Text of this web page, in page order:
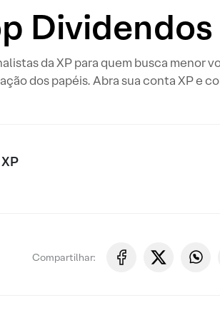
da XP para quem busca
dos papéis. Abra sua conta XP e
Compartilhar: